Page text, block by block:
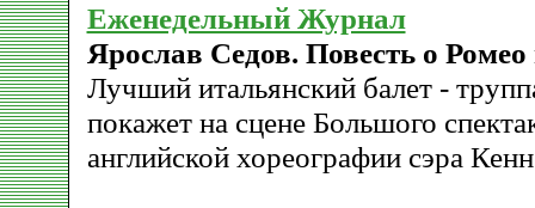
Еженедельный Журнал
Ярослав Седов. Повесть о
Лучший итальянский балет -
покажет на сцене Большого
английской хореографии сэра